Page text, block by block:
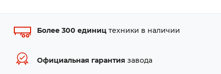
Более 300 единиц техники в наличии
Официальная гарантия завода